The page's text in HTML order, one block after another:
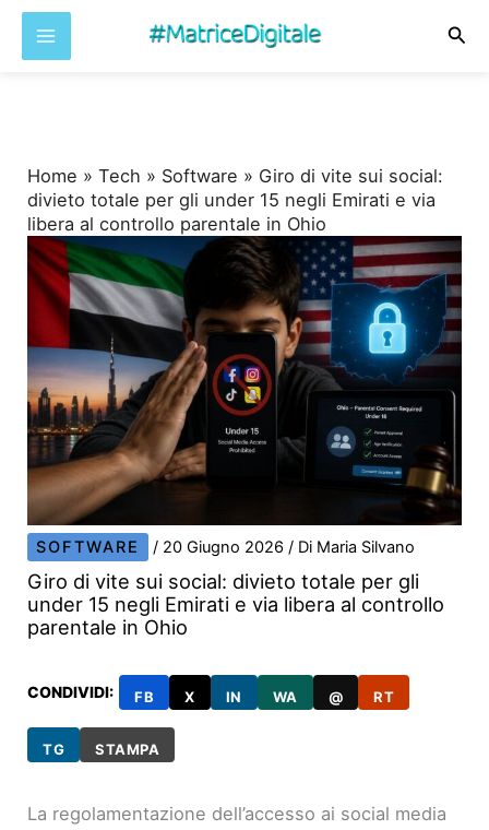
Home »Tech » Software » Giro di vite sui social:
divieto totale per gli under 15 negli Emirati e via
libera al controllo parentale in Ohio
SOFTWARE / 20 Giugno 2026/ Di Maria Silvano
Giro di vite sui social: divieto totale per gli
under 15 negli Emirati e via libera al controllo
parentale in Ohio
CONDIVIDI: FB X IN WA @ RT
TG STAMPA
La regolamentazione dell’accesso ai social media